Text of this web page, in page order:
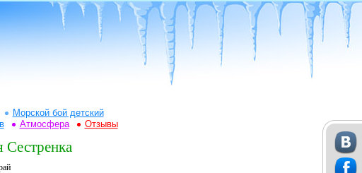
Морской бой детский
Атмосфера Отзывы